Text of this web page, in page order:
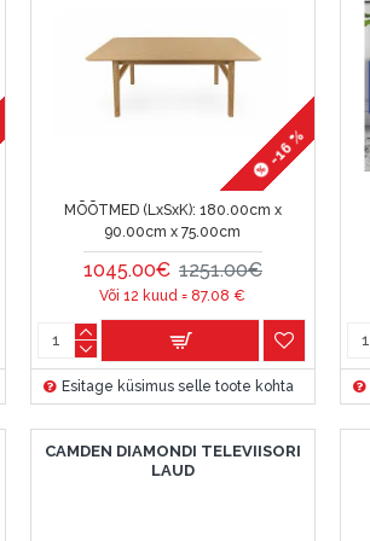
-16 %
MÕÕTMED (LxSxK): 180.00cm x
90.00cm x 75.00cm
1045.00€ 1251.00€
Või 12 kuud = 87.08 €
Esitage küsimus selle toote kohta
CAMDEN DIAMONDI TELEVIISORI
LAUD